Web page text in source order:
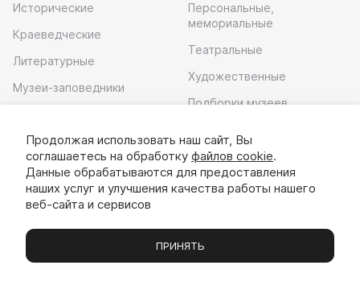
Исторические
Краеведческие
Литературные
Музеи-заповедники
Персональные,
мемориальные
Театральные
Художественные
Подборки музеев
Скачать приложение
Музеи Выставки Экскурсии Чаты Вы
Продолжая использовать наш сайт, Вы
соглашаетесь на обработку файлов cookie.
Данные обрабатываются для предоставления
наших услуг и улучшения качества работы нашего
веб-сайта и сервисов
ПРИНЯТЬ